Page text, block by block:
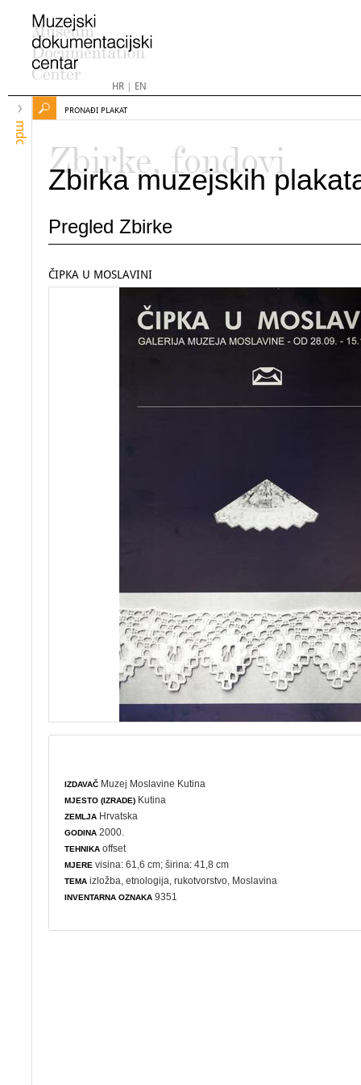
HR| EN
mdc
PRONAĐI PLAKAT
Zbirke, fondovi
Zbirka muzejskih
Pregled Zbirke
ČIPKA U MOSLAVINI
IZDAVAČ Muzej Moslavine Kutina
MJESTO (IZRADE) Kutina
ZEMLJA Hrvatska
GODINA 2000.
TEHNIKA offset
MJERE visina: 61,6 cm; širina: 41,8 cm
TEMA izložba ,etnologija ,rukotvorstvo , Moslavina
INVENTARNA OZNAKA 9351